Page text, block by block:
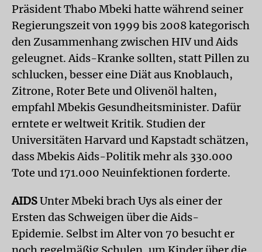
Präsident Thabo Mbeki hatte während seiner
Regierungszeit von 1999 bis 2008 kategorisch
den Zusammenhang zwischen HIV und Aids
geleugnet. Aids-Kranke sollten, statt Pillen zu
schlucken, besser eine Diät aus Knoblauch,
Zitrone, Roter Bete und Olivenöl halten,
empfahl Mbekis Gesundheitsminister. Dafür
erntete er weltweit Kritik. Studien der
Universitäten Harvard und Kapstadt schätzen,
dass Mbekis Aids-Politik mehr als 330.000
Tote und 171.000 Neuinfektionen forderte.
AIDSUnter Mbeki brach Uys als einer der
Ersten das Schweigen über die Aids-
Epidemie. Selbst im Alter von 70 besucht er